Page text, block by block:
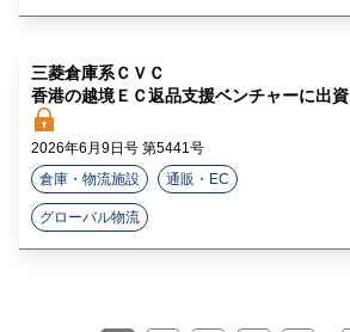
三菱倉庫系ＣＶＣ
香港の越境ＥＣ返品支援ベンチャーに出資
2026年6月9日号 第5441号
倉庫・物流施設
通販・EC
グローバル物流